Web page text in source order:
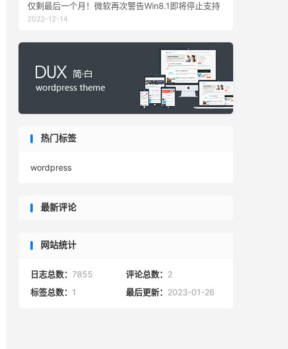
仅剩最后一个月！微软再次警告Win8.1即将停止支持
2022-12-14
热门标签
wordpress
最新评论
网站统计
日志总数： 7855 评论总数： 2
标签总数： 1 最后更新： 2023-01-26